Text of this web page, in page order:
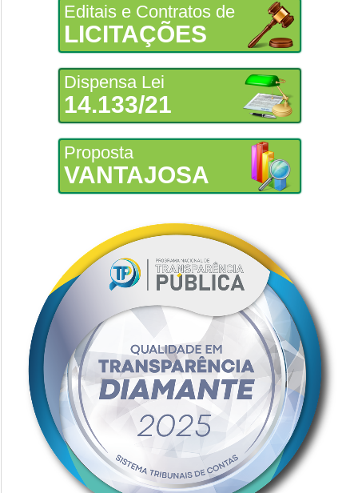
Editais e Contratos de
LICITAÇÕES
Dispensa Lei
14.133/21
Proposta
VANTAJOSA